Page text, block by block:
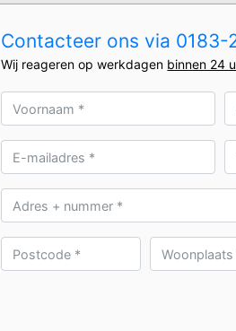
Contacteer ons via
Wij reageren op werkdagen binnen 24